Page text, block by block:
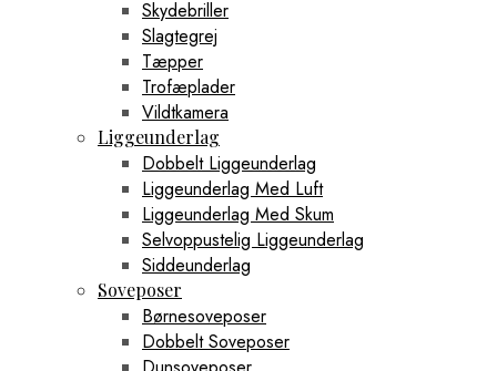
Skydebriller
Slagtegrej
Tæpper
Trofæplader
Vildtkamera
Liggeunderlag
Dobbelt Liggeunderlag
Liggeunderlag Med Luft
Liggeunderlag Med Skum
Selvoppustelig Liggeunderlag
Siddeunderlag
Soveposer
Børnesoveposer
Dobbelt Soveposer